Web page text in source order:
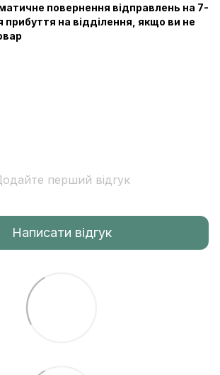
повернення відправлень на 7-
прибуття на відділення, якщо ви не
перший відгук
Написати відгук